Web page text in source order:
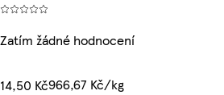
Zatím žádné hodnocení
14,50 Kč966,67 Kč/kg